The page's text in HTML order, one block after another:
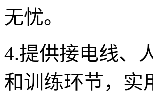
无忧。
4.提供接电线、
和训练环节，实